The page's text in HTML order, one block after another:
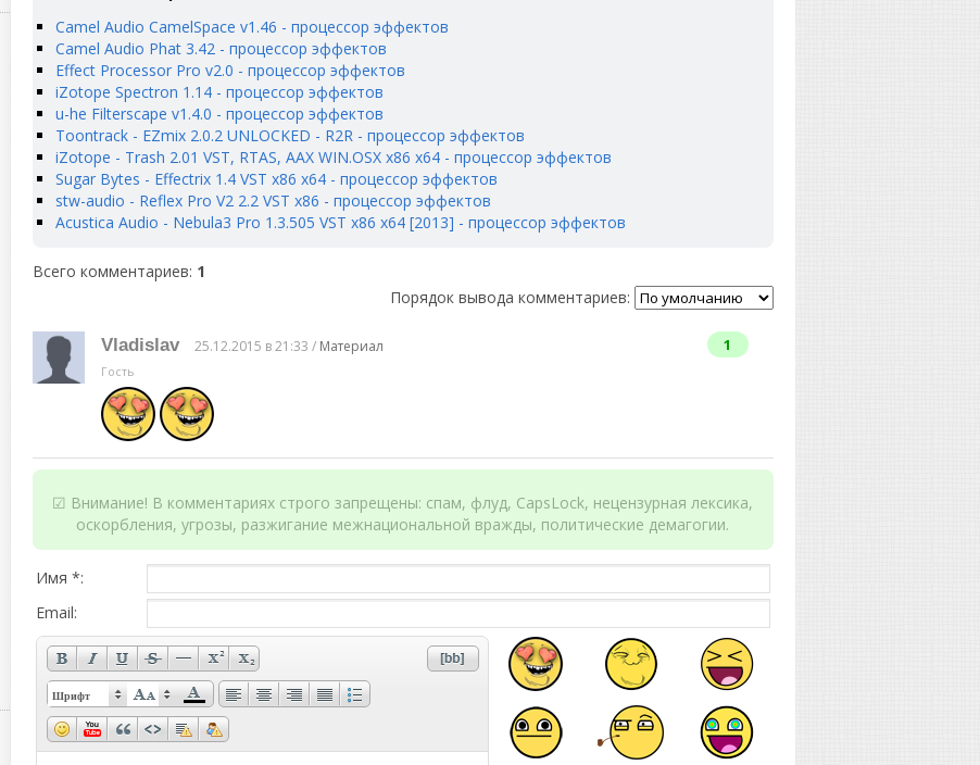
Camel Audio CamelSpace v1.46 - процессор эффектов
Camel Audio Phat 3.42 - процессор эффектов
Effect Processor Pro v2.0 - процессор эффектов
iZotope Spectron 1.14 - процессор эффектов
u-he Filterscape v1.4.0 - процессор эффектов
Toontrack - EZmix 2.0.2 UNLOCKED - R2R - процессор эффектов
iZotope - Trash 2.01 VST, RTAS, AAX WIN.OSX x86 x64 - процессор эффектов
Sugar Bytes - Effectrix 1.4 VST x86 x64 - процессор эффектов
stw-audio - Reflex Pro V2 2.2 VST x86 - процессор эффектов
Acustica Audio - Nebula3 Pro 1.3.505 VST x86 x64 [2013] - процессор эффектов
Всего комментариев: 1
Порядок вывода комментариев:
Vladislav 25.12.2015 в 21:33 / Материал
Гость
1
☑ Внимание! В комментариях строго запрещены: спам, флуд, CapsLock, нецензурная лексика,
оскорбления, угрозы, разжигание межнациональной вражды, политические демагогии.
Имя *:
Email:
Шрифт